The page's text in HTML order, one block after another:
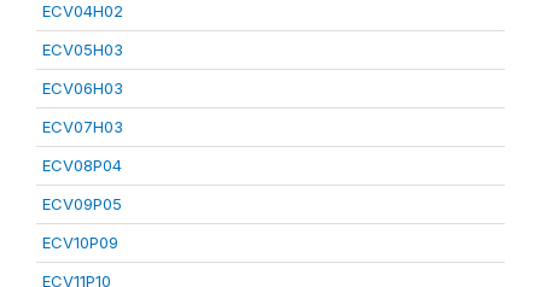
ECV04H02
ECV05H03
ECV06H03
ECV07H03
ECV08P04
ECV09P05
ECV10P09
ECV11P10